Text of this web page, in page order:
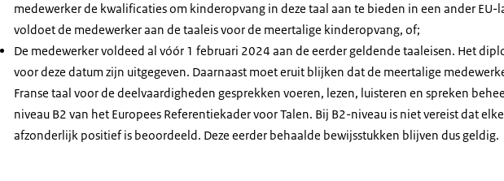
medewerker de kwalificaties om kinderopvang in deze taal aan te bieden in een ander
voldoet de medewerker aan de taaleis voor de meertalige kinderopvang, of;
De medewerker voldeed al vóór 1 februari 2024 aan de eerder geldende taaleisen. Het
voor deze datum zijn uitgegeven. Daarnaast moet eruit blijken dat de meertalige
Franse taal voor de deelvaardigheden gesprekken voeren, lezen, luisteren en spreken
niveau B2 van het Europees Referentiekader voor Talen. Bij B2-niveau is niet vereist dat
afzonderlijk positief is beoordeeld. Deze eerder behaalde bewijsstukken blijven dus geldig.